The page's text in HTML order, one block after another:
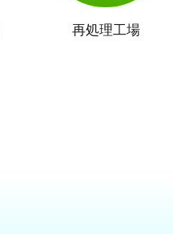
再処理工場